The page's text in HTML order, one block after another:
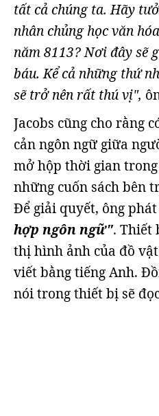
tất cả chúng ta. Hãy
nhân chủng học văn
năm 8113? Nơi đây sẽ
báu. Kể cả những thứ
sẽ trở nên rất thú vị",
Jacobs cũng cho rằng
cản ngôn ngữ giữa
mở hộp thời gian
những cuốn sách bên
Để giải quyết, ông
hợp ngôn ngữ". Thiết
thị hình ảnh của đồ
viết bằng tiếng Anh.
nói trong thiết bị sẽ